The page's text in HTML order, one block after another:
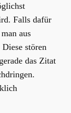
Falls dafür
aus
stören
das Zitat